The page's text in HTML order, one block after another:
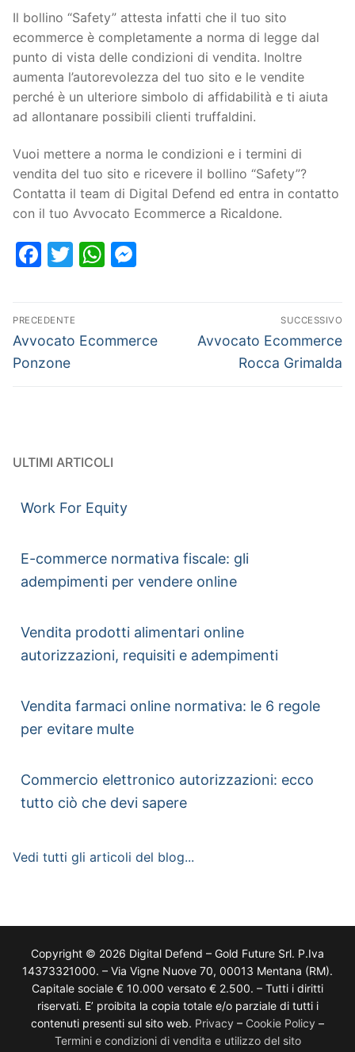
Il bollino “Safety” attesta infatti che il tuo sito
ecommerce è completamente a norma di legge dal
punto di vista delle condizioni di vendita. Inoltre
aumenta l’autorevolezza del tuo sito e le vendite
perché è un ulteriore simbolo di affidabilità e ti aiuta
ad allontanare possibili clienti truffaldini.
Vuoi mettere a norma le condizioni e i termini di
vendita del tuo sito e ricevere il bollino “Safety”?
Contatta il team di Digital Defend ed entra in contatto
con il tuo Avvocato Ecommerce a Ricaldone.
Facebook
TwitterWhatsApp
PRECEDENTE
Avvocato Ecommerce
Ponzone
SUCCESSIVO
Avvocato Ecommerce
Rocca Grimalda
ULTIMI ARTICOLI
Work For Equity
E-commerce normativa fiscale: gli
adempimenti per vendere online
Vendita prodotti alimentari online
autorizzazioni, requisiti e adempimenti
Vendita farmaci online normativa: le 6 regole
per evitare multe
Commercio elettronico autorizzazioni: ecco
tutto ciò che devi sapere
Vedi tutti gli articoli del blog...
Copyright © 2026 Digital Defend – Gold Future Srl. P.Iva
14373321000. – Via Vigne Nuove 70, 00013 Mentana (RM).
Capitale sociale € 10.000 versato € 2.500. – Tutti i diritti
riservati. E’ proibita la copia totale e/o parziale di tutti i
contenuti presenti sul sito web. Privacy – Cookie Policy –
Termini e condizioni di vendita e utilizzo del sito